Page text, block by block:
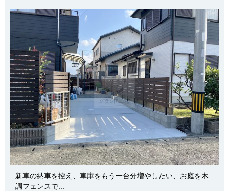
新車の納車を控え、車庫をもう一台分増やしたい、お庭を木
調フェンスで...